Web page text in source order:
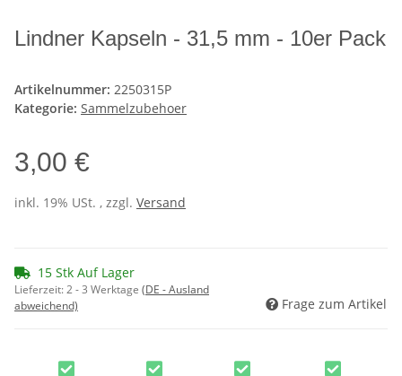
Lindner Kapseln - 31,5 mm - 10er Pack
Artikelnummer: 2250315P
Kategorie: Sammelzubehoer
3,00 €
inkl. 19% USt. , zzgl. Versand
15 Stk Auf Lager
Lieferzeit:2 - 3 Werktage (DE - Ausland
abweichend)
Frage zum Artikel